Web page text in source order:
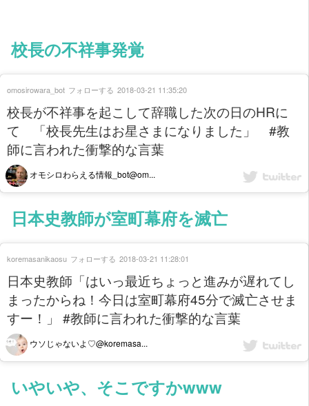
校長の不祥事発覚
校長が不祥事を起こして辞職した次の日のHRに
て 「校長先生はお星さまになりました」 #教
師に言われた衝撃的な言葉
オモシロわらえる情報_bot@om...
omosirowara_bot フォローする 2018-03-21 11:35:20
日本史教師が室町幕府を滅亡
日本史教師「はいっ最近ちょっと進みが遅れてし
まったからね！今日は室町幕府45分で滅亡させま
すー！」 #教師に言われた衝撃的な言葉
ウソじゃないよ♡@koremasa...
koremasanikaosu フォローする 2018-03-21 11:28:01
いやいや、そこですかwww